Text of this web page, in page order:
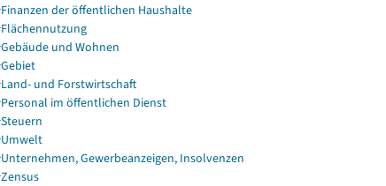
Finanzen der öffentlichen Haushalte
Flächennutzung
Gebäude und Wohnen
Gebiet
Land- und Forstwirtschaft
Personal im öffentlichen Dienst
Steuern
Umwelt
Unternehmen, Gewerbeanzeigen, Insolvenzen
Zensus